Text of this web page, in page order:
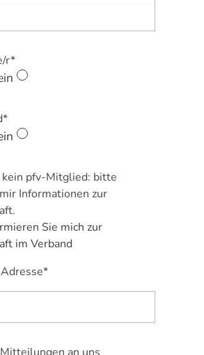
r*
kein pfv-Mitglied: bitte
Informationen zur
Sie mich zur
im Verband
an uns